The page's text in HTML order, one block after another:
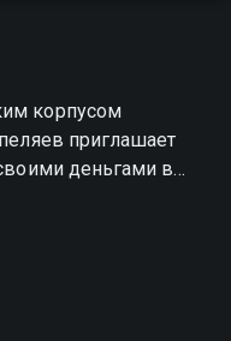
корпусом
приглашает
деньгами в
Первой